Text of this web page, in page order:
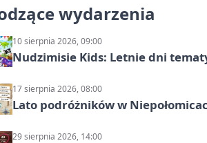
wydarzenia
10 sierpnia 2026, 09:00
Nudzimisie Kids: Letnie dni
17 sierpnia 2026, 08:00
Lato podróżników w
29 sierpnia 2026, 14:00